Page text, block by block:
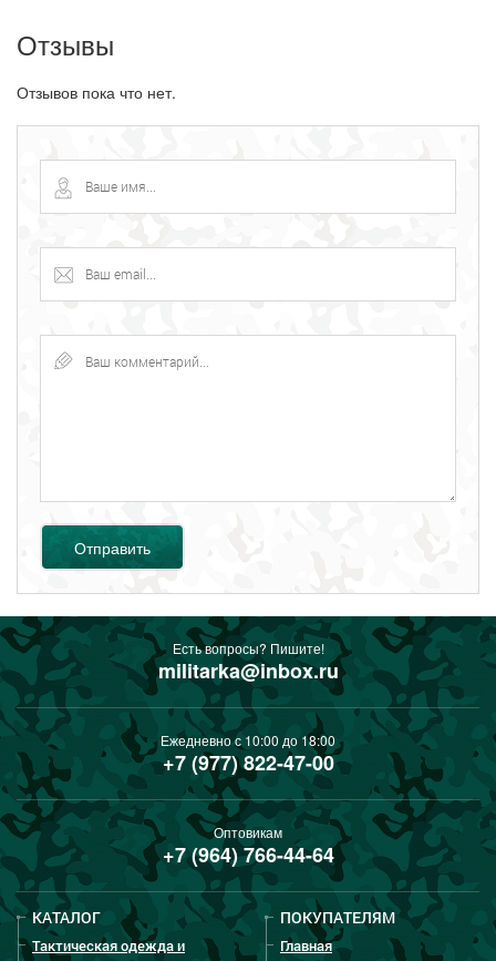
Отзывы
Отзывов пока что нет.
Отправить
Есть вопросы? Пишите!
militarka@inbox.ru
Ежедневно с 10:00 до 18:00
+7 (977) 822-47-00
Оптовикам
+7 (964) 766-44-64
КАТАЛОГ
Тактическая одежда и
ПОКУПАТЕЛЯМ
Главная